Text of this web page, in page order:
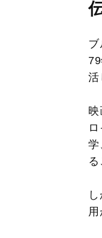
ブ
活
映
学
る